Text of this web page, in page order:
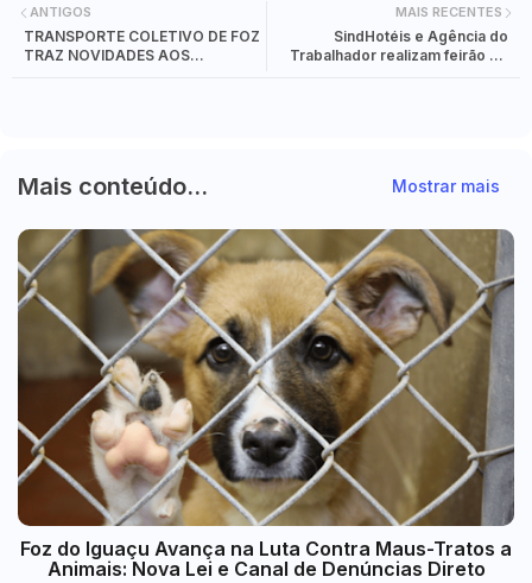
MAIS RECENTES
SindHotéis e Agência do
Trabalhador realizam feirão de
ANTIGOS
TRANSPORTE COLETIVO DE FOZ
TRAZ NOVIDADES AOS
Mais conteúdo... Mostrar mais
Foz do Iguaçu Avança na Luta Contra Maus-Tratos a
Animais: Nova Lei e Canal de Denúncias Direto